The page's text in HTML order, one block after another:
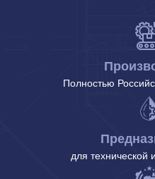
Полностью
для технической